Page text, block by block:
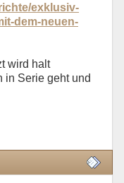
exklusiv-
dem-neuen-
wird halt
in Serie geht und